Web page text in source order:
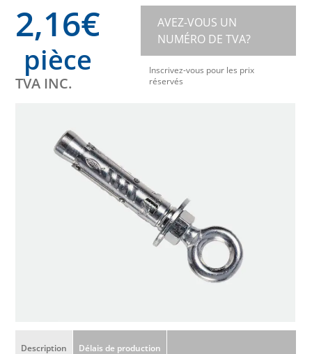
2,16€
pièce
TVA INC.
AVEZ-VOUS UN
NUMÉRO DE TVA?
Inscrivez-vous pour les prix
réservés
Description Délais de production